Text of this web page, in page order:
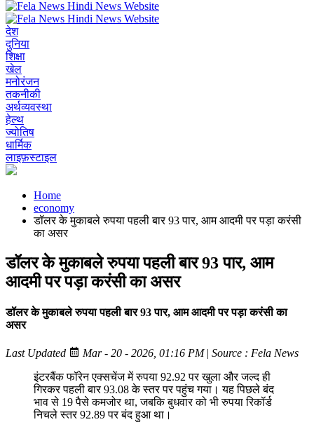
देश
दुनिया
शिक्षा
खेल
मनोरंजन
तकनीकी
अर्थव्यवस्था
हेल्थ
ज्योतिष
धार्मिक
लाइफ़स्टाइल
Home
economy
डॉलर के मुकाबले रुपया पहली बार 93 पार, आम आदमी पर पड़ा करंसी
का असर
डॉलर के मुकाबले रुपया पहली बार 93 पार, आम
आदमी पर पड़ा करंसी का असर
डॉलर के मुकाबले रुपया पहली बार 93 पार, आम आदमी पर पड़ा करंसी का
असर
Last Updated Mar - 20 - 2026, 01:16 PM| Source : Fela News
इंटरबैंक फॉरेन एक्सचेंज में रुपया 92.92 पर खुला और जल्द ही
गिरकर पहली बार 93.08 के स्तर पर पहुंच गया। यह पिछले बंद
भाव से 19 पैसे कमजोर था, जबकि बुधवार को भी रुपया रिकॉर्ड
निचले स्तर 92.89 पर बंद हुआ था।